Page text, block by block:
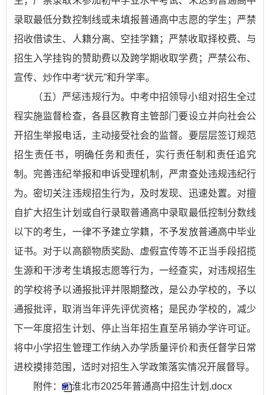
录取最低分数控制线或未填报普通高中志愿的学生；严禁
招收借读生、人籍分离、空挂学籍；严禁收取择校费、与
招生入学挂钩的赞助费以及跨学期收取学费；严禁公布、
宣传、炒作中考“状元”和升学率。
（五）严惩违规行为。中考中招领导小组对招生全过
程实施监督检查，各县区教育主管部门要设立并向社会公
开招生举报电话，主动接受社会的监督。要层层签订规范
招生责任书，明确任务和责任，实行责任制和责任追究
制。完善违纪举报和申诉受理机制，严肃查处违规违纪行
为。密切关注违规招生行为，及时发现、迅速处置。对擅
自扩大招生计划或自行录取普通高中录取最低控制分数线
以下的考生，一律不予建立学籍，不予发放普通高中毕业
证书。对于以高额物质奖励、虚假宣传等不正当手段招揽
生源和干涉考生填报志愿等行为，一经查实，对违规招生
的学校将予以通报批评并限期整改，是公办学校的，予以
通报批评，取消当年评先评优资格；是民办学校的，减少
下一年度招生计划、停止当年招生直至吊销办学许可证。
将中小学招生管理工作纳入办学质量评价和责任督学日常
进校摸排范围，适时对招生入学政策落实情况开展督导。
附件：
淮北市2025年普通高中招生计划.docx